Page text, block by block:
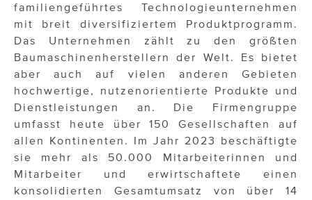
familiengeführtes Technologieunternehmen
mit breit diversifiziertem Produktprogramm.
Das Unternehmen zählt zu den größten
Baumaschinenherstellern der Welt. Es bietet
aber auch auf vielen anderen Gebieten
hochwertige, nutzenorientierte Produkte und
Dienstleistungen an. Die Firmengruppe
umfasst heute über 150 Gesellschaften auf
allen Kontinenten. Im Jahr 2023 beschäftigte
sie mehr als 50.000 Mitarbeiterinnen und
Mitarbeiter und erwirtschaftete einen
konsolidierten Gesamtumsatz von über 14